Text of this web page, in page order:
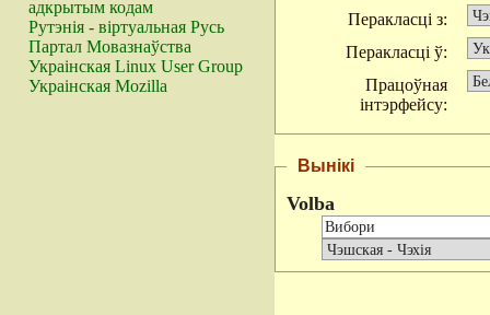
адкрытым кодам
Рутэнія - віртуальная Русь
Партал Мовазнаўства
Украінская Linux User Group
Украінская Mozilla
Перакласці з:
Перакласці ў:
Працоўная
інтэрфейсу:
Вынікі
Volba